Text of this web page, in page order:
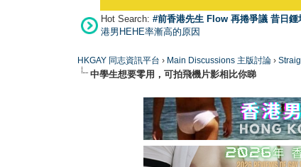
Hot Search: #前香港先生 Flow 再捲爭議 昔日
港男HEHE率漸高的原因
HKGAY 同志資訊平台 › Main Discussions 主版討論 ›
中學生想要零用，可拍飛機片影相比你睇